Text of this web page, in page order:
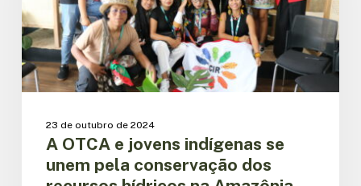
unem
pela
conservação
dos
recursos
hídricos
Amazônia
23 de outubro de 2024
A OTCA e jovens indígenas se
unem pela conservação dos